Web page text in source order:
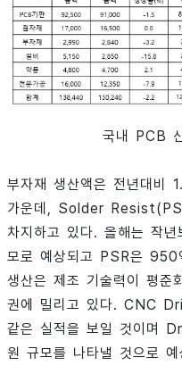
국내 PCB
부자재 생산액은 전년대비
가운데, Solder
차지하고 있다. 올해는 작
모로 예상되고 PSR은
생산은 제조 기술력이 평준
권에 밀리고 있다. CNC
같은 실적을 보일 것이며
원 규모를 나타낼 것으로 예